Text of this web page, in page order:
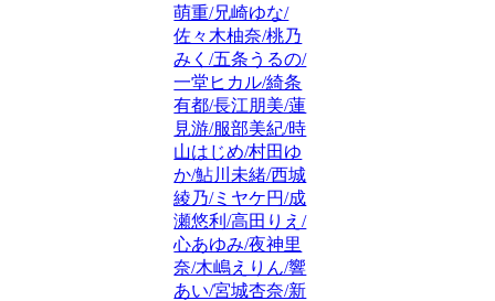
萌重/兄崎ゆな/
佐々木柚奈/桃乃
みく/五条うるの/
一堂ヒカル/綺条
有都/長江朋美/蓮
見游/服部美紀/時
山はじめ/村田ゆ
か/鮎川未緒/西城
綾乃/ミヤケ円/成
瀬悠利/高田りえ/
心あゆみ/夜神里
奈/木嶋えりん/響
あい/宮城杏奈/新